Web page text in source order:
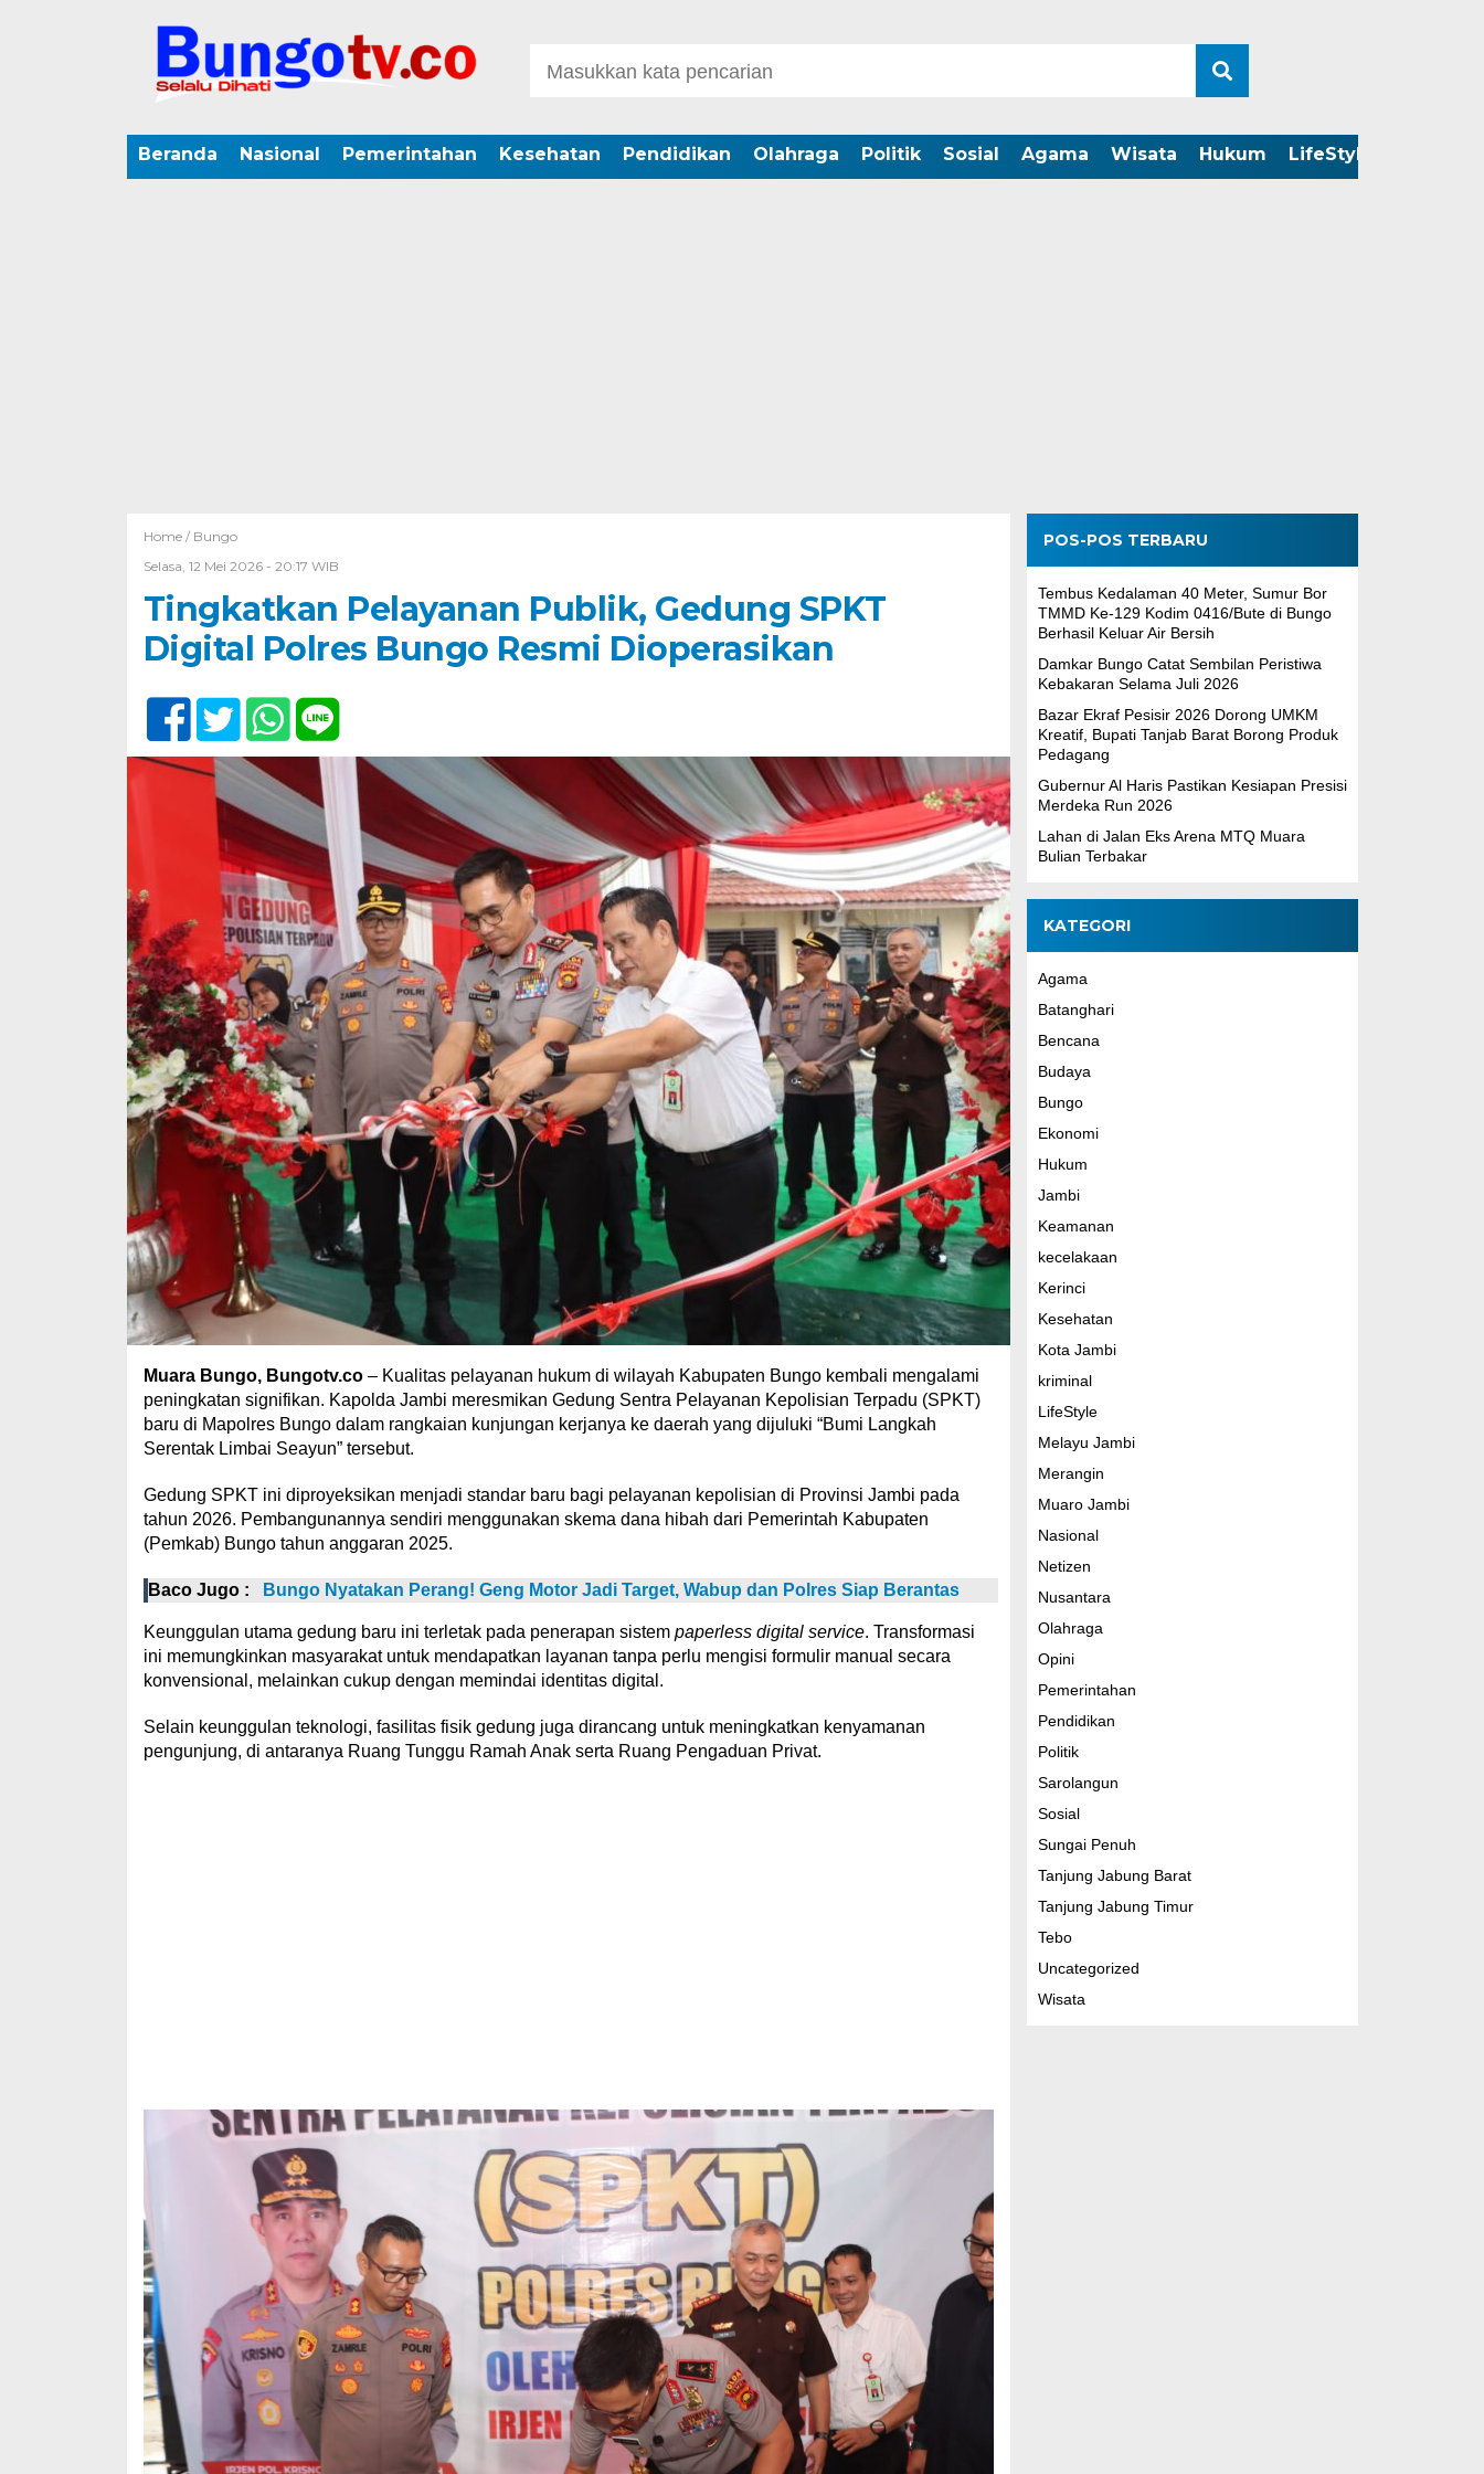
Beranda Nasional Pemerintahan Kesehatan Pendidikan Olahraga Politik Sosial Agama Wisata Hukum LifeStyle
Home / Bungo
Selasa, 12 Mei 2026 - 20:17 WIB
Tingkatkan Pelayanan Publik, Gedung SPKT
Digital Polres Bungo Resmi Dioperasikan
Muara Bungo, Bungotv.co– Kualitas pelayanan hukum di wilayah Kabupaten Bungo kembali mengalami
peningkatan signifikan. Kapolda Jambi meresmikan Gedung Sentra Pelayanan Kepolisian Terpadu (SPKT)
baru di Mapolres Bungo dalam rangkaian kunjungan kerjanya ke daerah yang dijuluki “Bumi Langkah
Serentak Limbai Seayun” tersebut.
Gedung SPKT ini diproyeksikan menjadi standar baru bagi pelayanan kepolisian di Provinsi Jambi pada
tahun 2026. Pembangunannya sendiri menggunakan skema dana hibah dari Pemerintah Kabupaten
(Pemkab) Bungo tahun anggaran 2025.
Baco Jugo : Bungo Nyatakan Perang! Geng Motor Jadi Target, Wabup dan Polres Siap Berantas
Keunggulan utama gedung baru ini terletak pada penerapan sistem paperless digital service. Transformasi
ini memungkinkan masyarakat untuk mendapatkan layanan tanpa perlu mengisi formulir manual secara
konvensional, melainkan cukup dengan memindai identitas digital.
Selain keunggulan teknologi, fasilitas fisik gedung juga dirancang untuk meningkatkan kenyamanan
pengunjung, di antaranya Ruang Tunggu Ramah Anak serta Ruang Pengaduan Privat.
POS-POS TERBARU
Tembus Kedalaman 40 Meter, Sumur Bor
TMMD Ke-129 Kodim 0416/Bute di Bungo
Berhasil Keluar Air Bersih
Damkar Bungo Catat Sembilan Peristiwa
Kebakaran Selama Juli 2026
Bazar Ekraf Pesisir 2026 Dorong UMKM
Kreatif, Bupati Tanjab Barat Borong Produk
Pedagang
Gubernur Al Haris Pastikan Kesiapan Presisi
Merdeka Run 2026
Lahan di Jalan Eks Arena MTQ Muara
Bulian Terbakar
KATEGORI
Agama
Batanghari
Bencana
Budaya
Bungo
Ekonomi
Hukum
Jambi
Keamanan
kecelakaan
Kerinci
Kesehatan
Kota Jambi
kriminal
LifeStyle
Melayu Jambi
Merangin
Muaro Jambi
Nasional
Netizen
Nusantara
Olahraga
Opini
Pemerintahan
Pendidikan
Politik
Sarolangun
Sosial
Sungai Penuh
Tanjung Jabung Barat
Tanjung Jabung Timur
Tebo
Uncategorized
Wisata